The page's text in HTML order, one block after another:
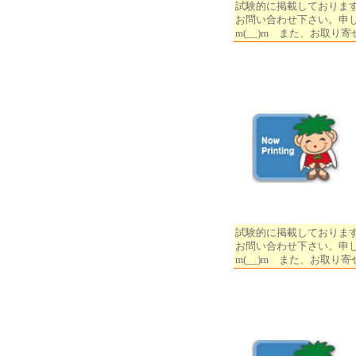
試験的に掲載しておりま
お問い合わせ下さい。申
m(__)m また、お取り寄
試験的に掲載しておりま
お問い合わせ下さい。申
m(__)m また、お取り寄